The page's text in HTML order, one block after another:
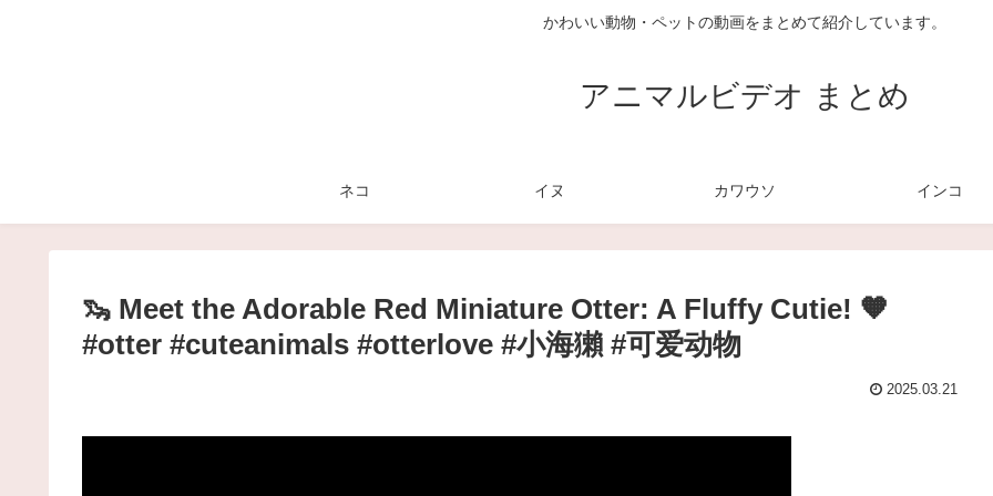
かわいい動物・ペットの動画をまとめて紹介しています。
アニマルビデオ まとめ
ネコ イヌ カワウソ インコ
🦦 Meet the Adorable Red Miniature Otter: A Fluffy Cutie! 🧡
#otter #cuteanimals #otterlove #小海獺 #可爱动物
2025.03.21